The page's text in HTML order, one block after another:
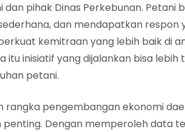
dan pihak Dinas Perkebunan. Petani
dan mendapatkan respon
kemitraan yang lebih baik di
itu inisiatif yang dijalankan bisa
petani.
rangka pengembangan ekonomi
penting. Dengan memperoleh data